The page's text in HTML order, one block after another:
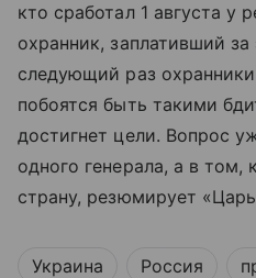
кто сработал 1 августа у
охранник, заплативший
следующий раз
побоятся быть такими
достигнет цели. Вопрос
одного генерала, а в том,
страну, резюмирует
Украина Россия